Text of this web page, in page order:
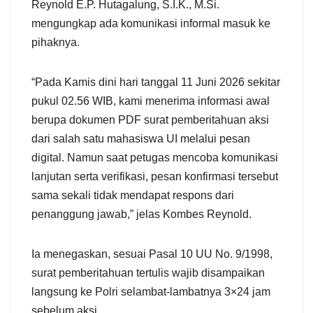
Reynold E.P. Hutagalung, S.I.K., M.Si.
mengungkap ada komunikasi informal masuk ke
pihaknya.
“Pada Kamis dini hari tanggal 11 Juni 2026 sekitar
pukul 02.56 WIB, kami menerima informasi awal
berupa dokumen PDF surat pemberitahuan aksi
dari salah satu mahasiswa UI melalui pesan
digital. Namun saat petugas mencoba komunikasi
lanjutan serta verifikasi, pesan konfirmasi tersebut
sama sekali tidak mendapat respons dari
penanggung jawab,” jelas Kombes Reynold.
Ia menegaskan, sesuai Pasal 10 UU No. 9/1998,
surat pemberitahuan tertulis wajib disampaikan
langsung ke Polri selambat-lambatnya 3×24 jam
sebelum aksi.